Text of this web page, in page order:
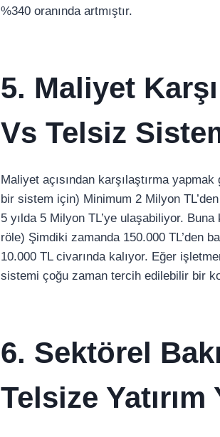
%340 oranında artmıştır.
5. Maliyet
Vs Telsiz
Maliyet açısından karşılaştırma
bir sistem için) Minimum 2 Milyon
5 yılda 5 Milyon TL’ye ulaşabiliyor.
röle) Şimdiki zamanda 150.000 TL’den
10.000 TL civarında kalıyor. Eğer
sistemi çoğu zaman tercih edilebilir bir
6. Sektörel
Telsize Yatırım